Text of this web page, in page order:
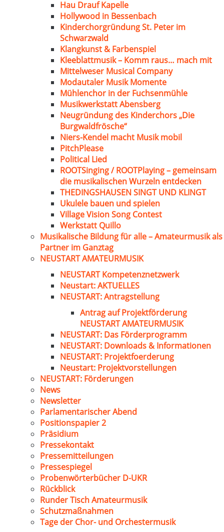
Hau Drauf Kapelle
Hollywood in Bessenbach
Kinderchorgründung St. Peter im
Schwarzwald
Klangkunst & Farbenspiel
Kleeblattmusik – Komm raus… mach mit
Mittelweser Musical Company
Modautaler Musik Momente
Mühlenchor in der Fuchsenmühle
Musikwerkstatt Abensberg
Neugründung des Kinderchors „Die
Burgwaldfrösche“
Niers-Kendel macht Musik mobil
PitchPlease
Political Lied
ROOTSinging / ROOTPlaying – gemeinsam
die musikalischen Wurzeln entdecken
THEDINGSHAUSEN SINGT UND KLINGT
Ukulele bauen und spielen
Village Vision Song Contest
Werkstatt Quillo
Musikalische Bildung für alle – Amateurmusik als
Partner im Ganztag
NEUSTART AMATEURMUSIK
NEUSTART Kompetenznetzwerk
Neustart: AKTUELLES
NEUSTART: Antragstellung
Antrag auf Projektförderung
NEUSTART AMATEURMUSIK
NEUSTART: Das Förderprogramm
NEUSTART: Downloads & Informationen
NEUSTART: Projektfoerderung
Neustart: Projektvorstellungen
NEUSTART: Förderungen
News
Newsletter
Parlamentarischer Abend
Positionspapier 2
Präsidium
Pressekontakt
Pressemitteilungen
Pressespiegel
Probenwörterbücher D-UKR
Rückblick
Runder Tisch Amateurmusik
Schutzmaßnahmen
Tage der Chor- und Orchestermusik